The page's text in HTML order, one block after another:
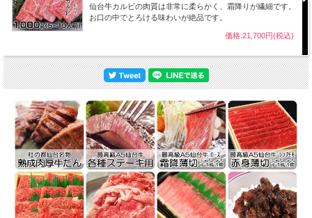
仙台牛カルビの肉質は非常に柔らかく、霜降りが繊細です。
お口の中でとろける味わいが絶品です。
価格:21,700円(税込)